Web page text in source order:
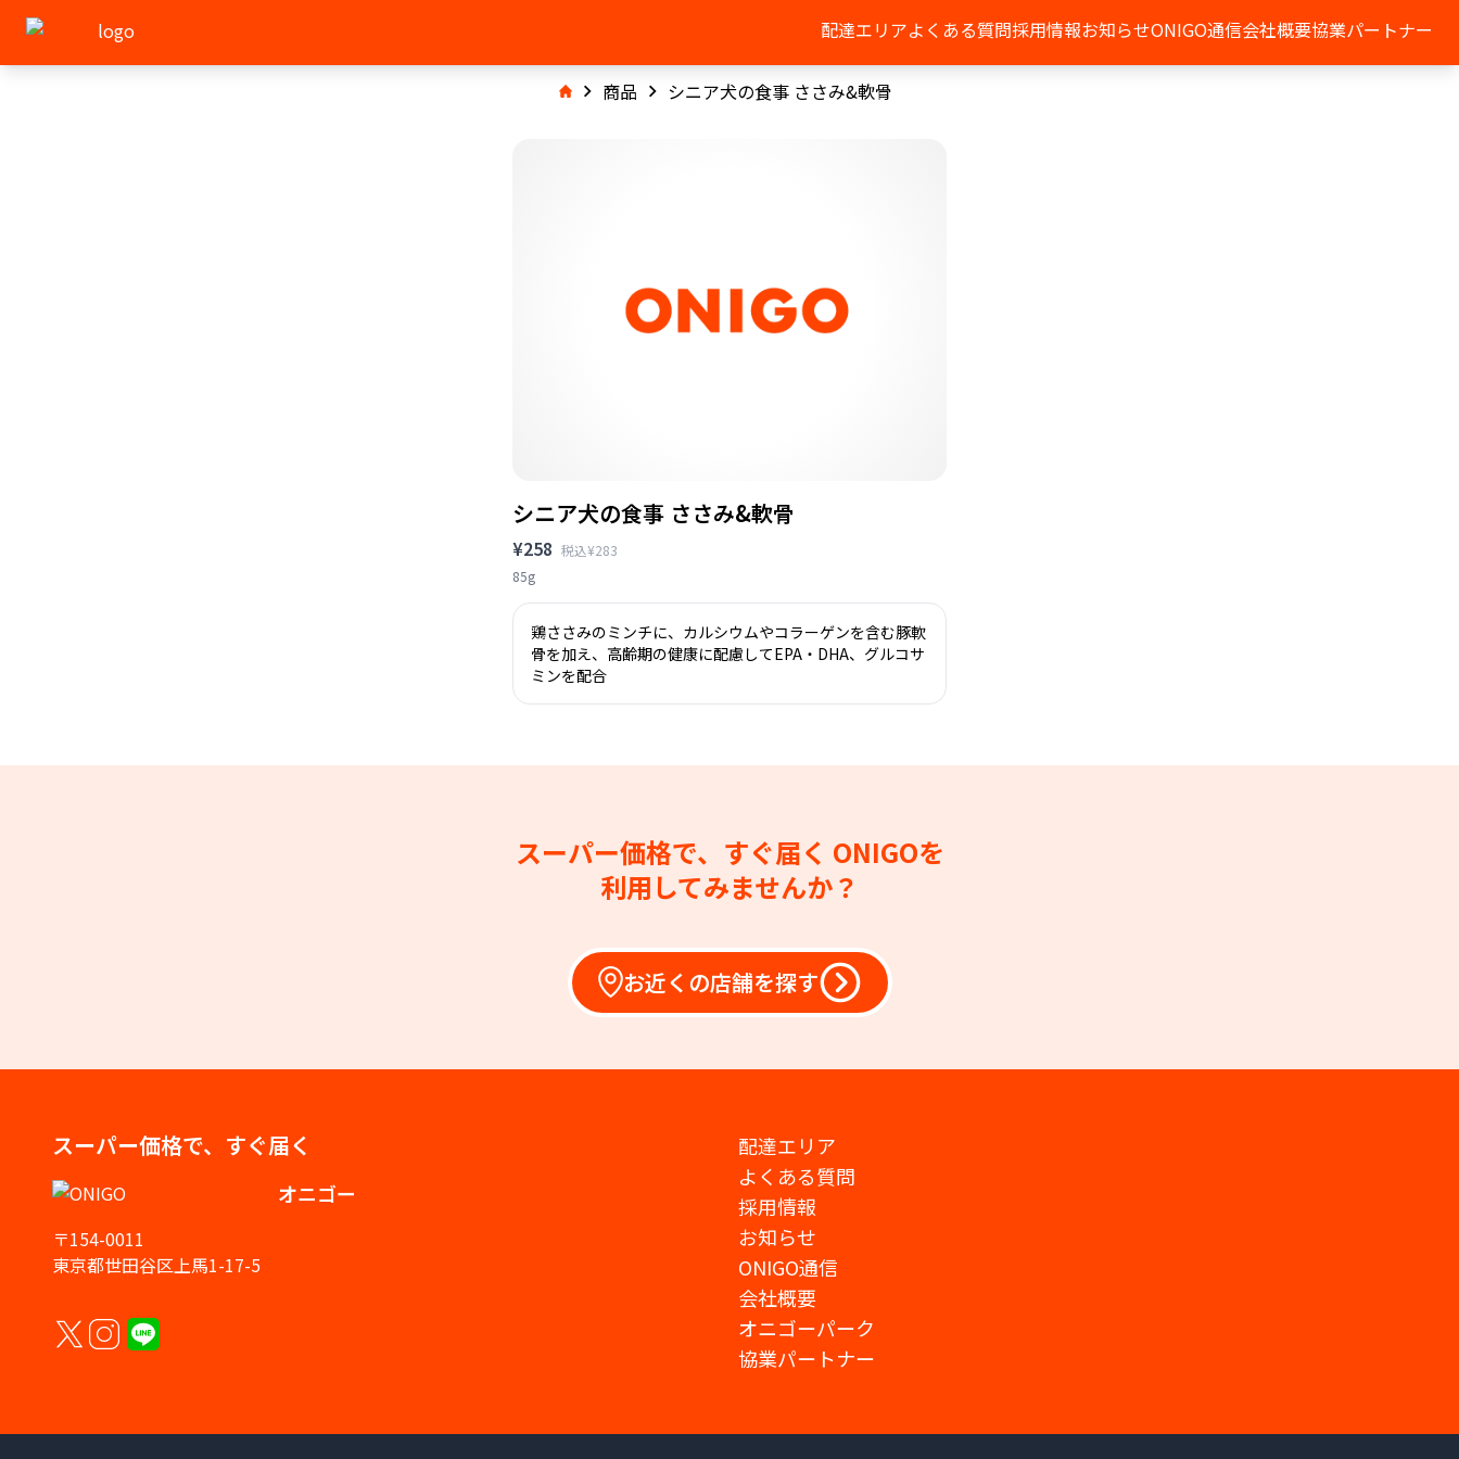
配達エリアよくある質問採用情報お知らせONIGO通信会社概要協業パートナー
商品 シニア犬の食事 ささみ&軟骨
シニア犬の食事 ささみ&軟骨
¥258 税込¥283
85g
鶏ささみのミンチに、カルシウムやコラーゲンを含む豚軟
骨を加え、高齢期の健康に配慮してEPA・DHA、グルコサ
ミンを配合
スーパー価格で、すぐ届く ONIGOを
利用してみませんか？
お近くの店舗を探す
スーパー価格で、すぐ届く
オニゴー
〒154-0011
東京都世田谷区上馬1-17-5
配達エリア
よくある質問
採用情報
お知らせ
ONIGO通信
会社概要
オニゴーパーク
協業パートナー